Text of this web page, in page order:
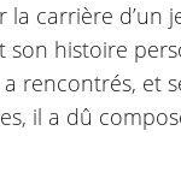
la carrière d’un
histoire
rencontrés, et
il a dû